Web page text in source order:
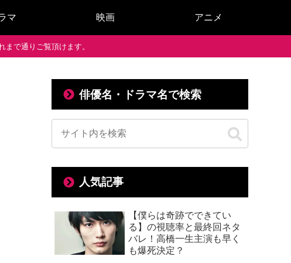
マ 映画 アニメ
で通りご覧頂けます。
俳優名・ドラマ名で検索
人気記事
【僕らは奇跡でできてい
る】の視聴率と最終回ネタ
バレ！高橋一生主演も早く
も爆死決定？